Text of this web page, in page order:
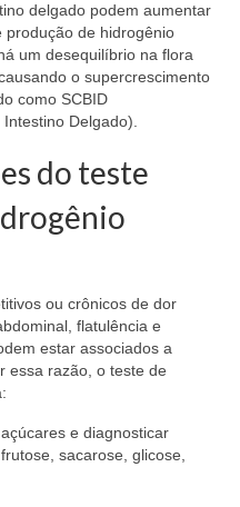
delgado podem aumentar
produção de hidrogênio
um desequilíbrio na flora
o supercrescimento
como SCBID
Delgado).
do teste
ou crônicos de dor
flatulência e
estar associados a
essa razão, o teste de
e diagnosticar
sacarose, glicose,